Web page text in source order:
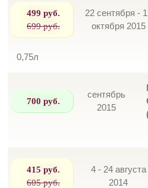
499 руб.
699 руб.
22 сентября -
октября 2015
0,75л
700 руб.
сентябрь
2015
415 руб.
605 руб.
4 - 24 августа
2014